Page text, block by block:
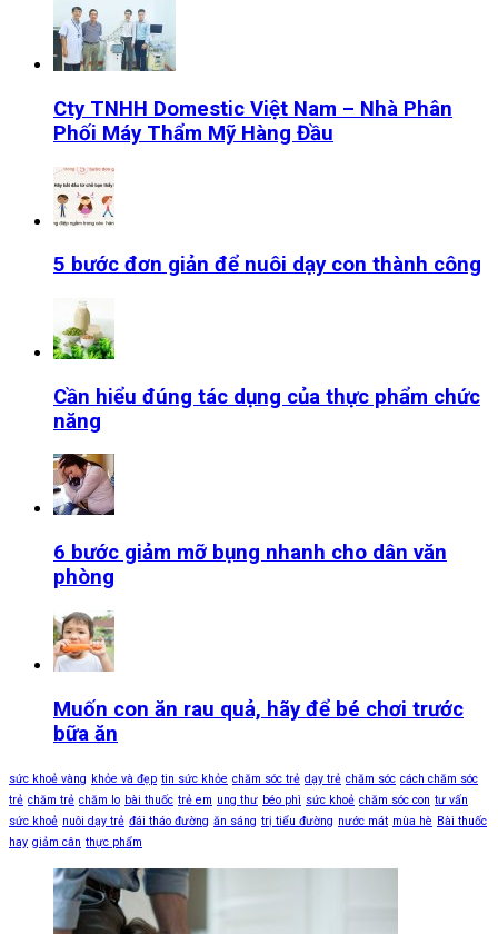
Cty TNHH Domestic Việt Nam – Nhà Phân
Phối Máy Thẩm Mỹ Hàng Đầu
5 bước đơn giản để nuôi dạy con thành công
Cần hiểu đúng tác dụng của thực phẩm chức
năng
6 bước giảm mỡ bụng nhanh cho dân văn
phòng
Muốn con ăn rau quả, hãy để bé chơi trước
bữa ăn
sức khoẻ vàng khỏe và đẹp tin sức khỏe chăm sóc trẻ dạy trẻ chăm sóc cách chăm sóc
trẻ chăm trẻ chăm lo bài thuốc trẻ em ung thư béo phì sức khoẻ chăm sóc con tư vấn
sức khoẻ nuôi dạy trẻ đái tháo đường ăn sáng trị tiểu đường nước mát mùa hè Bài thuốc
hay giảm cân thực phẩm